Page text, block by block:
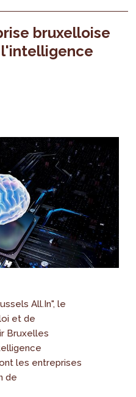
bruxelloise
All.In", le
et de
Bruxelles
les entreprises
de